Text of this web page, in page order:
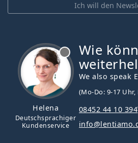
Ich will den
Helena
Deutschsprachiger
Kundenservice
Wie
We also speak
(Mo-Do: 9-17 Uhr,
08452 44 10 394